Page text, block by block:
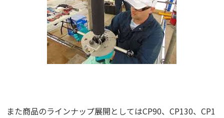
また商品のラインナップ展開としてはCP90、CP130、CP1